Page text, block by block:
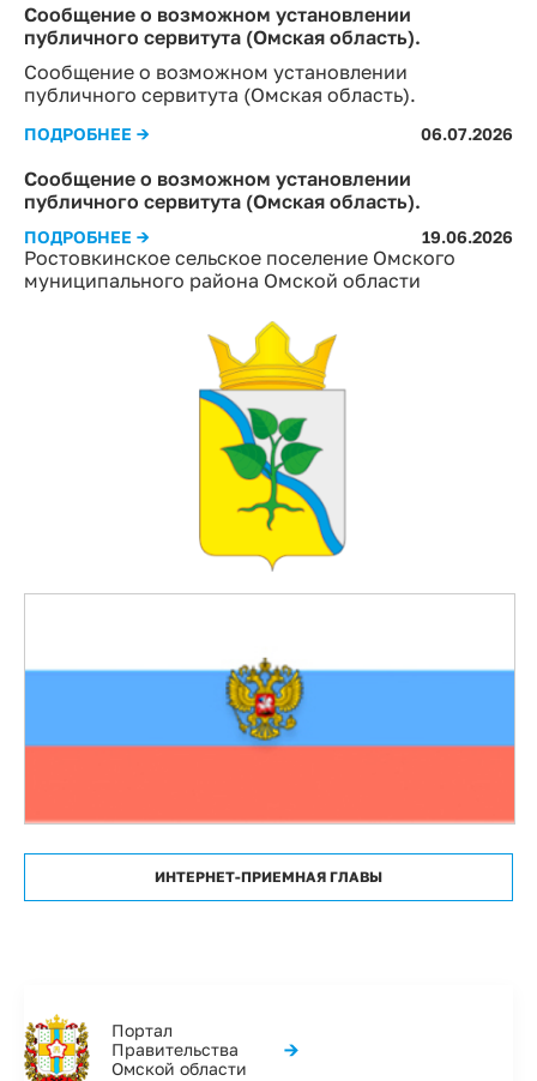
Ростовкинское сельское поселение Омского
муниципального района Омской области
ИНТЕРНЕТ-ПРИЕМНАЯ ГЛАВЫ
Сообщение о возможном установлении
публичного сервитута (Омская область).
Сообщение о возможном установлении
публичного сервитута (Омская область).
ПОДРОБНЕЕ → 06.07.2026
Сообщение о возможном установлении
публичного сервитута (Омская область).
ПОДРОБНЕЕ → 19.06.2026
Портал
Правительства
Омской области
→